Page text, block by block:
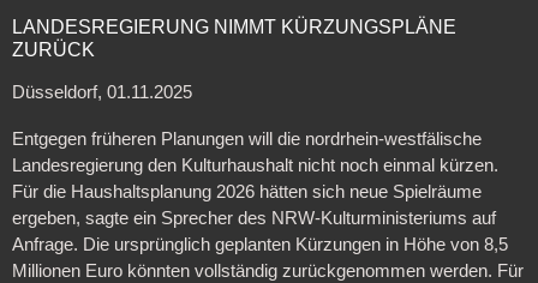
LANDESREGIERUNG NIMMT KÜRZUNGSPLÄNE
ZURÜCK
Düsseldorf, 01.11.2025
Entgegen früheren Planungen will die nordrhein-westfälische
Landesregierung den Kulturhaushalt nicht noch einmal kürzen.
Für die Haushaltsplanung 2026 hätten sich neue Spielräume
ergeben, sagte ein Sprecher des NRW-Kulturministeriums auf
Anfrage. Die ursprünglich geplanten Kürzungen in Höhe von 8,5
Millionen Euro könnten vollständig zurückgenommen werden. Für